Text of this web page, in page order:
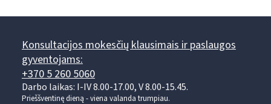
Konsultacijos mokesčių klausimais ir paslaugos
gyventojams:
+370 5 260 5060
Darbo laikas: I-IV 8.00-17.00, V 8.00-15.45.
Prieššventinę dieną - viena valanda trumpiau.